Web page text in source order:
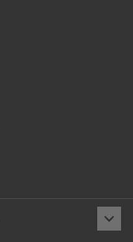
keyboard_arrow_down